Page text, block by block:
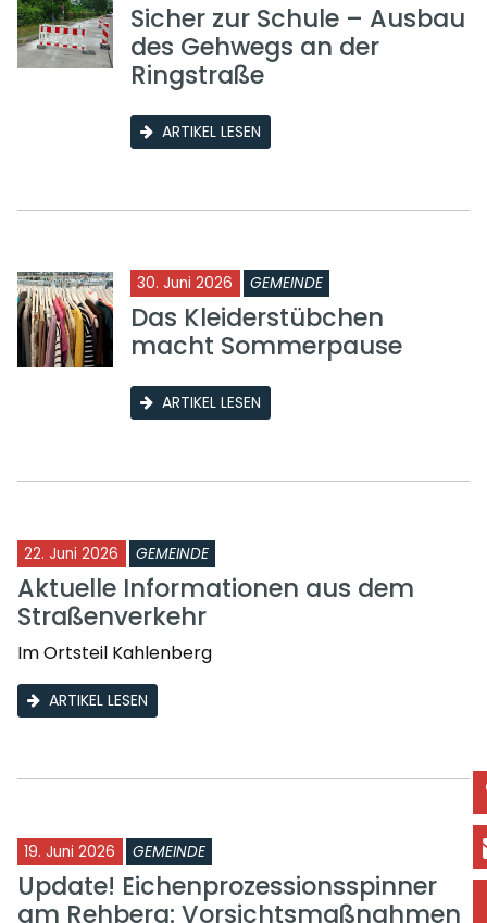
Sicher zur Schule – Ausbau
des Gehwegs an der
Ringstraße
ARTIKEL LESEN
30. Juni 2026 GEMEINDE
Das Kleiderstübchen
macht Sommerpause
ARTIKEL LESEN
22. Juni 2026 GEMEINDE
Aktuelle Informationen aus dem
Straßenverkehr
Im Ortsteil Kahlenberg
ARTIKEL LESEN
19. Juni 2026 GEMEINDE
Update! Eichenprozessionsspinner
am Rehberg: Vorsichtsmaßnahmen